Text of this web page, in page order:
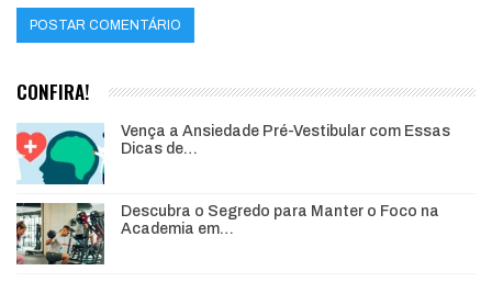
CONFIRA!
Vença a Ansiedade Pré-Vestibular com Essas
Dicas de…
Descubra o Segredo para Manter o Foco na
Academia em…